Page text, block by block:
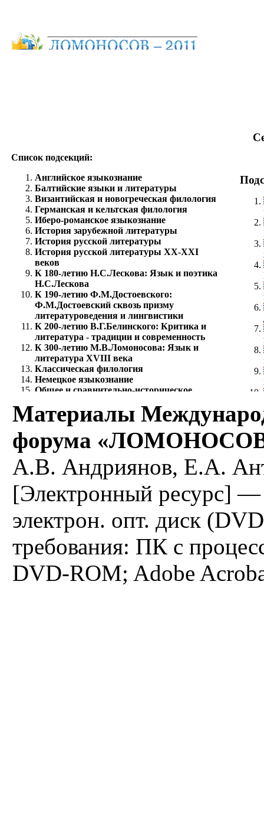
Список подсекций:
Английское языкознание
Балтийские языки и литературы
Византийская и новогреческая филология
Германская и кельтская филология
Иберо-романское языкознание
История зарубежной литературы
История русской литературы
История русской литературы ХХ-XXI
веков
К 180-летию Н.С.Лескова: Язык и поэтика
Н.С.Лескова
К 190-летию Ф.М.Достоевского:
Ф.М.Достоевский сквозь призму
литературоведения и лингвистики
К 200-летию В.Г.Белинского: Критика и
литература - традиции и современность
К 300-летию М.В.Ломоносова: Язык и
литература XVIII века
Классическая филология
Немецкое языкознание
Общее и сравнительно-историческое
Риторика
Романское языкознание
Русский как иностранный
Русский язык
Русское устное народное творчество
Славянская филология
Теоретическая и прикладная лингвистика
Теория дискурса и коммуникации
Теория литературы
Филологическое исследование переводов
текста
Финно-угорское языкознание
Французское языкознание
Материалы
форума
А.В. Андриянов, Е.А.
[Электронный
электрон. опт. диск
требования: ПК с
DVD-ROM; Adobe